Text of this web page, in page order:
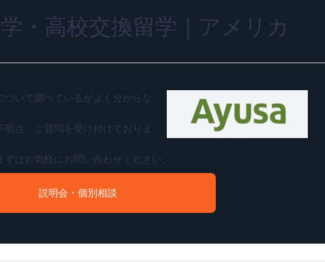
・高校交換留学｜アメリカ
いて調べているがよく分からな
点、ご質問を受け付けておりま
はお気軽にお問い合わせください。
説明会・個別相談